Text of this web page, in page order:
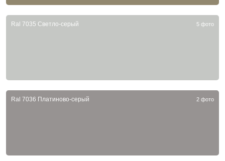
Ral 7035 Светло-серый 5 фото
Ral 7036 Платиново-серый 2 фото